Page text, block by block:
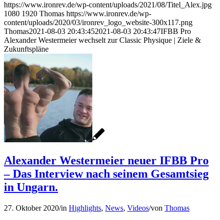
https://www.ironrev.de/wp-content/uploads/2021/08/Titel_Alex.jpg
1080 1920 Thomas https://www.ironrev.de/wp-
content/uploads/2020/03/ironrev_logo_website-300x117.png
Thomas2021-08-03 20:43:452021-08-03 20:43:47IFBB Pro
Alexander Westermeier wechselt zur Classic Physique | Ziele &
Zukunftspläne
Alexander Westermeier neuer IFBB Pro
– Das Interview nach seinem Gesamtsieg
in Ungarn.
27. Oktober 2020/in Highlights, News, Videos/von Thomas